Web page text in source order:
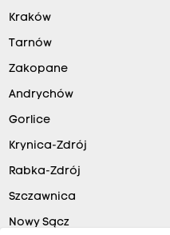
Kraków
Tarnów
Zakopane
Andrychów
Gorlice
Krynica-Zdrój
Rabka-Zdrój
Szczawnica
Nowy Sącz